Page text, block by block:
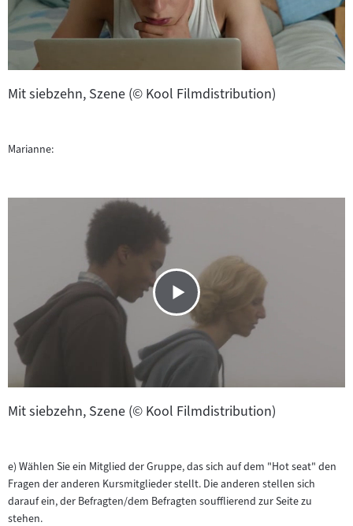
Mit siebzehn, Szene (© Kool Filmdistribution)
Marianne:
Mit siebzehn, Szene (© Kool Filmdistribution)
e) Wählen Sie ein Mitglied der Gruppe, das sich auf dem "Hot seat" den
Fragen der anderen Kursmitglieder stellt. Die anderen stellen sich
darauf ein, der Befragten/dem Befragten soufflierend zur Seite zu
stehen.